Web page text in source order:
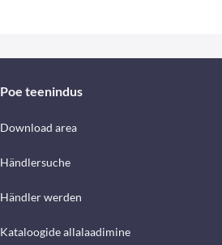
Poe teenindus
Download area
Händlersuche
Händler werden
Kataloogide allalaadimine